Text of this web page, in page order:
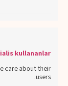
kullananlar
care about their
users.